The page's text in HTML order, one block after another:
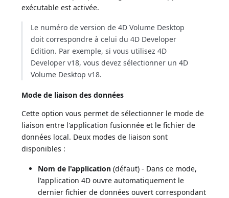
exécutable est activée.
Le numéro de version de 4D Volume Desktop
doit correspondre à celui du 4D Developer
Edition. Par exemple, si vous utilisez 4D
Developer v18, vous devez sélectionner un 4D
Volume Desktop v18.
Mode de liaison des données
Cette option vous permet de sélectionner le mode de
liaison entre l'application fusionnée et le fichier de
données local. Deux modes de liaison sont
disponibles :
Nom de l'application (défaut) - Dans ce mode,
l'application 4D ouvre automatiquement le
dernier fichier de données ouvert correspondant